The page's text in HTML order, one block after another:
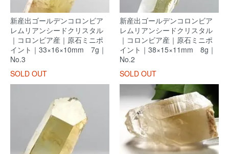
新産出ゴールデンコロンビア
レムリアンシードクリスタル
｜コロンビア産｜原石ミニポ
イント｜33×16×10mm 7g｜
No.3
SOLD OUT
新産出ゴールデンコロンビア
レムリアンシードクリスタル
｜コロンビア産｜原石ミニポ
イント｜38×15×11mm 8g｜
No.2
SOLD OUT